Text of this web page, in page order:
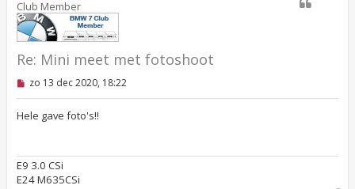
Club Member
Re: Mini meet met fotoshoot
O
e
e
n
b
zo 13 dec 2020, 18:22
Hele gave foto's!!
E9 3.0 CSi
E24 M635CSi